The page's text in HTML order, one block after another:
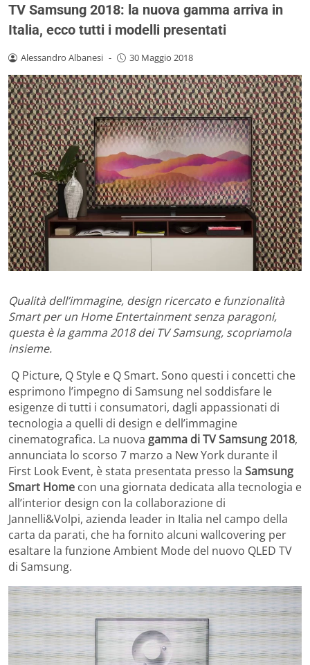
TV Samsung 2018: la nuova gamma arriva in
Italia, ecco tutti i modelli presentati
Alessandro Albanesi - 30 Maggio 2018
Qualità dell’immagine, design ricercato e funzionalità
Smart per un Home Entertainment senza paragoni,
questa è la gamma 2018 dei TV Samsung, scopriamola
insieme.
Q Picture, Q Style e Q Smart. Sono questi i concetti che
esprimono l’impegno di Samsung nel soddisfare le
esigenze di tutti i consumatori, dagli appassionati di
tecnologia a quelli di design e dell’immagine
cinematografica. La nuova gamma di TV Samsung 2018,
annunciata lo scorso 7 marzo a New York durante il
First Look Event, è stata presentata presso la Samsung
Smart Home con una giornata dedicata alla tecnologia e
all’interior design con la collaborazione di
Jannelli&Volpi, azienda leader in Italia nel campo della
carta da parati, che ha fornito alcuni wallcovering per
esaltare la funzione Ambient Mode del nuovo QLED TV
di Samsung.